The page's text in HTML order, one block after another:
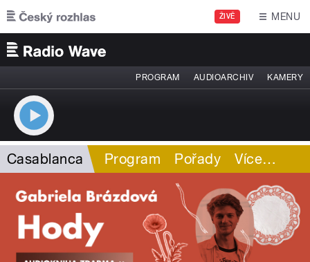
Přejít k hlavnímu obsahu
ŽIVĚ MENU
PROGRAM AUDIOARCHIV KAMERY
Casablanca Program Pořady Více…